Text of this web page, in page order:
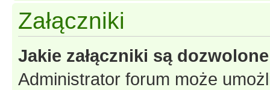
Załączniki
Jakie załączniki są
Administrator forum może